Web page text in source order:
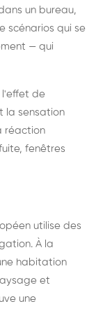
un bureau,
scénarios qui se
— qui
l'effet de
la sensation
réaction
fenêtres
utilise des
À la
habitation
et
une